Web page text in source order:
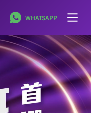
WHATSAPP